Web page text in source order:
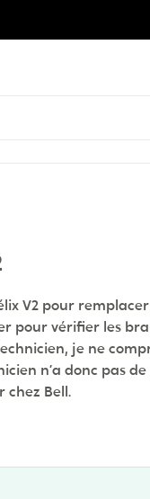
V2 pour
pour vérifier les
je ne
n’a donc pas de
chez Bell.